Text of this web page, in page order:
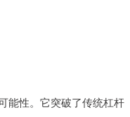
能性。它突破了传统杠杆